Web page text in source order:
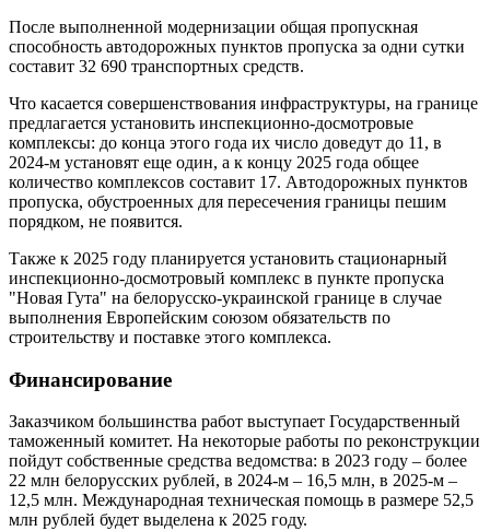
После выполненной модернизации общая пропускная
способность автодорожных пунктов пропуска за одни сутки
составит 32 690 транспортных средств.
Что касается совершенствования инфраструктуры, на границе
предлагается установить инспекционно-досмотровые
комплексы: до конца этого года их число доведут до 11, в
2024-м установят еще один, а к концу 2025 года общее
количество комплексов составит 17. Автодорожных пунктов
пропуска, обустроенных для пересечения границы пешим
порядком, не появится.
Также к 2025 году планируется установить стационарный
инспекционно-досмотровый комплекс в пункте пропуска
"Новая Гута" на белорусско-украинской границе в случае
выполнения Европейским союзом обязательств по
строительству и поставке этого комплекса.
Финансирование
Заказчиком большинства работ выступает Государственный
таможенный комитет. На некоторые работы по реконструкции
пойдут собственные средства ведомства: в 2023 году – более
22 млн белорусских рублей, в 2024-м – 16,5 млн, в 2025-м –
12,5 млн. Международная техническая помощь в размере 52,5
млн рублей будет выделена к 2025 году.